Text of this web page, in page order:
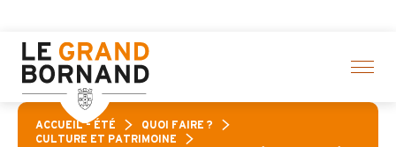
contenu
principal
ACCUEIL – ÉTÉ
QUOI FAIRE ?
CULTURE ET PATRIMOINE